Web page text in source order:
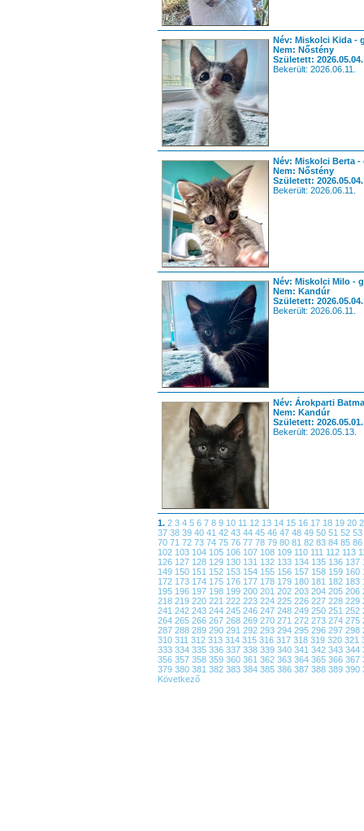
Név: Miskolci Kida -
Nem: Nőstény
Született: 2026.05.04.
Bekerült: 2026.06.11.
Név: Miskolci Berta -
Nem: Nőstény
Született: 2026.05.04.
Bekerült: 2026.06.11.
Név: Miskolci Milo -
Nem: Kandúr
Született: 2026.05.04.
Bekerült: 2026.06.11.
Név: Árokparti
Nem: Kandúr
Született: 2026.05.01.
Bekerült: 2026.05.13.
1. 2 3 4 5 6 7 8 9 10 11 12 13 14 15 16 17 18 19 20
37 38 39 40 41 42 43 44 45 46 47 48 49 50 51 52 53
70 71 72 73 74 75 76 77 78 79 80 81 82 83 84 85 86
102 103 104 105 106 107 108 109 110 111 112 113
126 127 128 129 130 131 132 133 134 135 136 137
149 150 151 152 153 154 155 156 157 158 159 160
172 173 174 175 176 177 178 179 180 181 182 183
195 196 197 198 199 200 201 202 203 204 205 206
218 219 220 221 222 223 224 225 226 227 228 229
241 242 243 244 245 246 247 248 249 250 251 252
264 265 266 267 268 269 270 271 272 273 274 275
287 288 289 290 291 292 293 294 295 296 297 298
310 311 312 313 314 315 316 317 318 319 320 321
333 334 335 336 337 338 339 340 341 342 343 344
356 357 358 359 360 361 362 363 364 365 366 367
379 380 381 382 383 384 385 386 387 388 389 390
Következő